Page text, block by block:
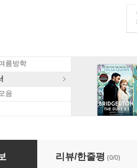
름방학
음
宙ひな型最强結界【オラ
리뷰/한줄평 (0/0)